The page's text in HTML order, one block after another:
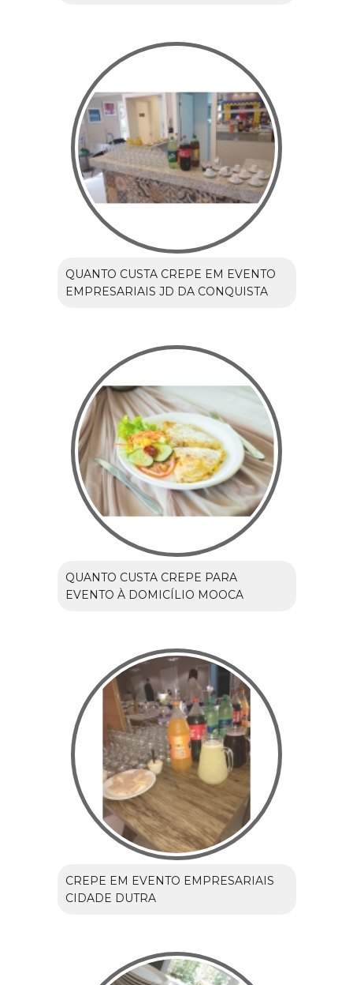
QUANTO CUSTA CREPE EM EVENTO
EMPRESARIAIS JD DA CONQUISTA
QUANTO CUSTA CREPE PARA
EVENTO À DOMICÍLIO MOOCA
CREPE EM EVENTO EMPRESARIAIS
CIDADE DUTRA